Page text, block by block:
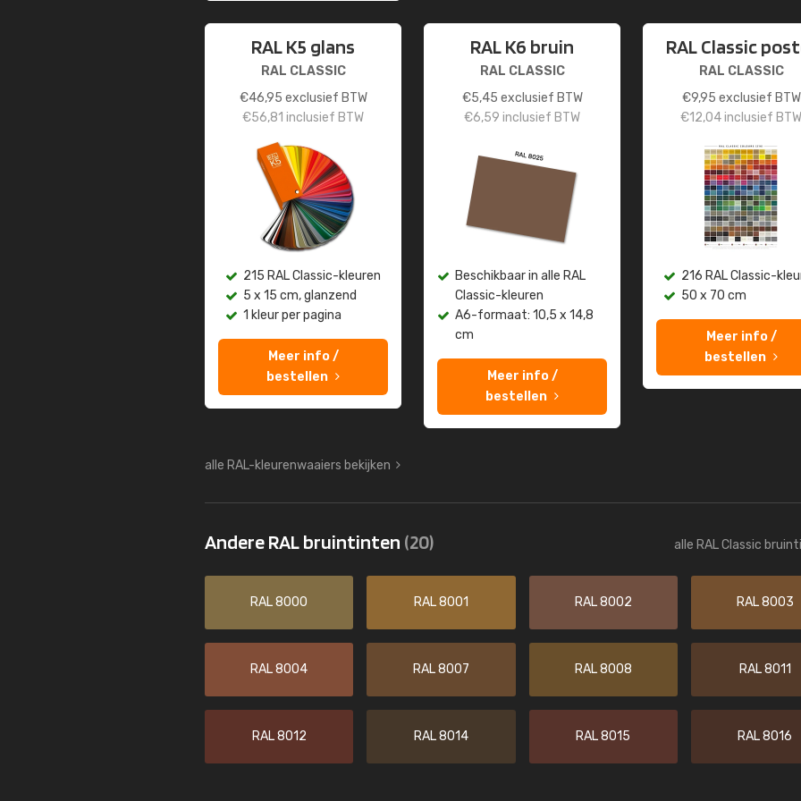
RAL K5 glans
RAL CLASSIC
€46,95 exclusief BTW
€56,81 inclusief BTW
215 RAL Classic-kleuren
5 x 15 cm, glanzend
1 kleur per pagina
Meer info /
bestellen
RAL K6 bruin
RAL CLASSIC
€5,45 exclusief BTW
€6,59 inclusief BTW
Beschikbaar in alle RAL
Classic-kleuren
A6-formaat: 10,5 x 14,8
cm
Meer info /
bestellen
RAL Classic
RAL CLASSIC
€9,95 exclusief BTW
€12,04inclusief BTW
216 RAL Classic-
50 x 70 cm
Meer info /
bestellen
alle RAL-kleurenwaaiers bekijken
Andere RAL bruintinten (20) alle RAL Classic
RAL 8000 RAL 8001 RAL 8002 RAL 8003
RAL 8004 RAL 8007 RAL 8008 RAL 8011
RAL 8012 RAL 8014 RAL 8015 RAL 8016